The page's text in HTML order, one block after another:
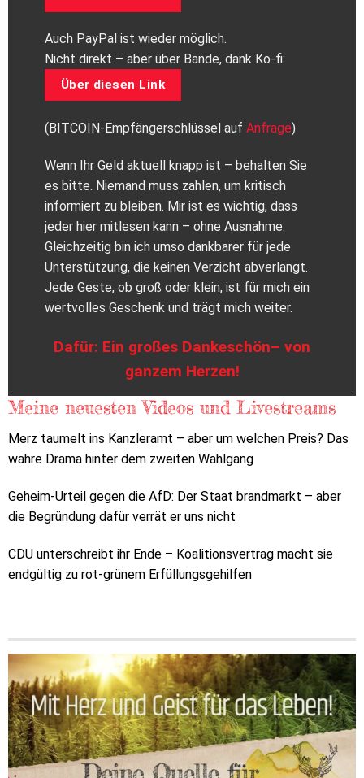
Auch PayPal ist wieder möglich.
Nicht direkt – aber über Bande, dank Ko-fi:
Über diesen Link
(BITCOIN-Empfängerschlüssel auf Anfrage)
Wenn Ihr Geld aktuell knapp ist – behalten Sie
es bitte. Niemand muss zahlen, um kritisch
informiert zu bleiben. Mir ist es wichtig, dass
jeder hier mitlesen kann – ohne Ausnahme.
Gleichzeitig bin ich umso dankbarer für jede
Unterstützung, die keinen Verzicht abverlangt.
Jede Geste, ob groß oder klein, ist für mich ein
wertvolles Geschenk und trägt mich weiter.
Dafür: Ein großes Dankeschön– von
ganzem Herzen!
Meine neuesten Videos und Livestreams
Merz taumelt ins Kanzleramt – aber um welchen Preis? Das
wahre Drama hinter dem zweiten Wahlgang
Geheim-Urteil gegen die AfD: Der Staat brandmarkt – aber
die Begründung dafür verrät er uns nicht
CDU unterschreibt ihr Ende – Koalitionsvertrag macht sie
endgültig zu rot-grünem Erfüllungsgehilfen